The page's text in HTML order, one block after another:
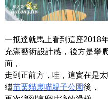
一抵達就馬上看到這座2018
充滿藝術設計感，後方是攀
面，
走到正前方，哇，這實在是太
繼苗栗貓裏喵親子公園後，